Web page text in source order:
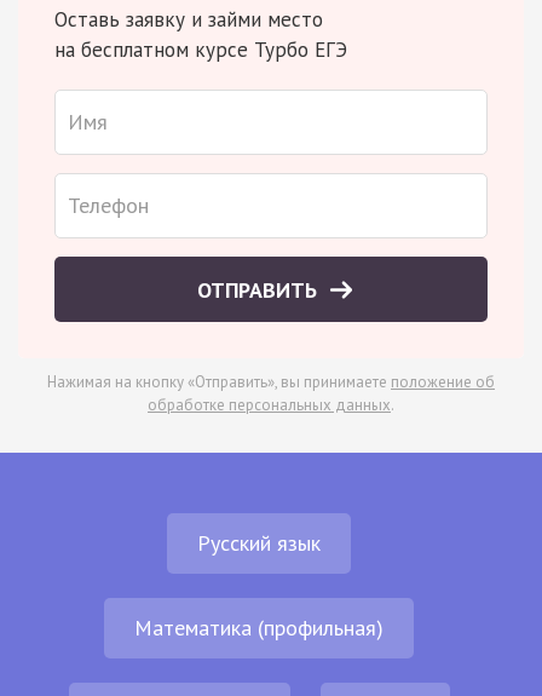
Оставь заявку и займи место
на бесплатном курсе Турбо ЕГЭ
ОТПРАВИТЬ
Нажимая на кнопку «Отправить», вы принимаете положение об
обработке персональных данных.
Русский язык
Математика (профильная)